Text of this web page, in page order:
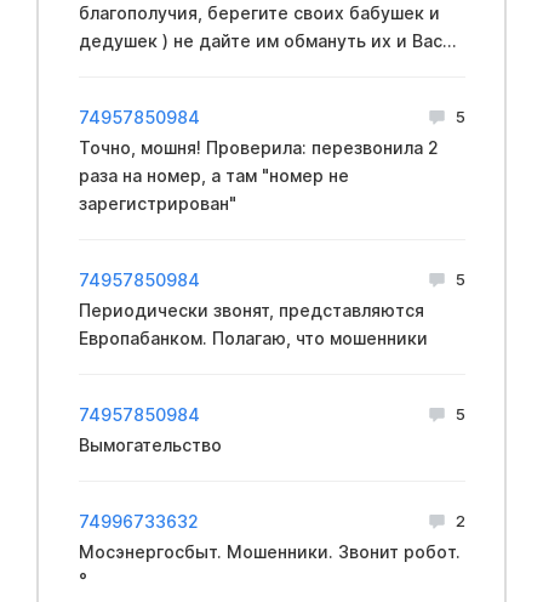
благополучия, берегите своих бабушек и
дедушек ) не дайте им обмануть их и Вас...
74957850984 5
Точно, мошня! Проверила: перезвонила 2
раза на номер, а там "номер не
зарегистрирован"
74957850984 5
Периодически звонят, представляются
Европабанком. Полагаю, что мошенники
74957850984 5
Вымогательство
74996733632 2
Мосэнергосбыт. Мошенники. Звонит робот.
°